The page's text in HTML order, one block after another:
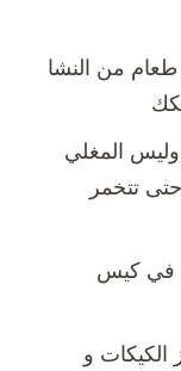
من النشا
المغلي
تتخمر
في كيس
و